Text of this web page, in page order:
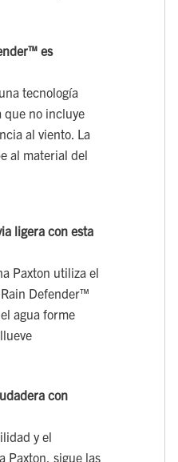
es
tecnología
que no incluye
al viento. La
al material del
ligera con esta
Paxton utiliza el
Defender™
agua forme
con
y el
Paxton, sigue las